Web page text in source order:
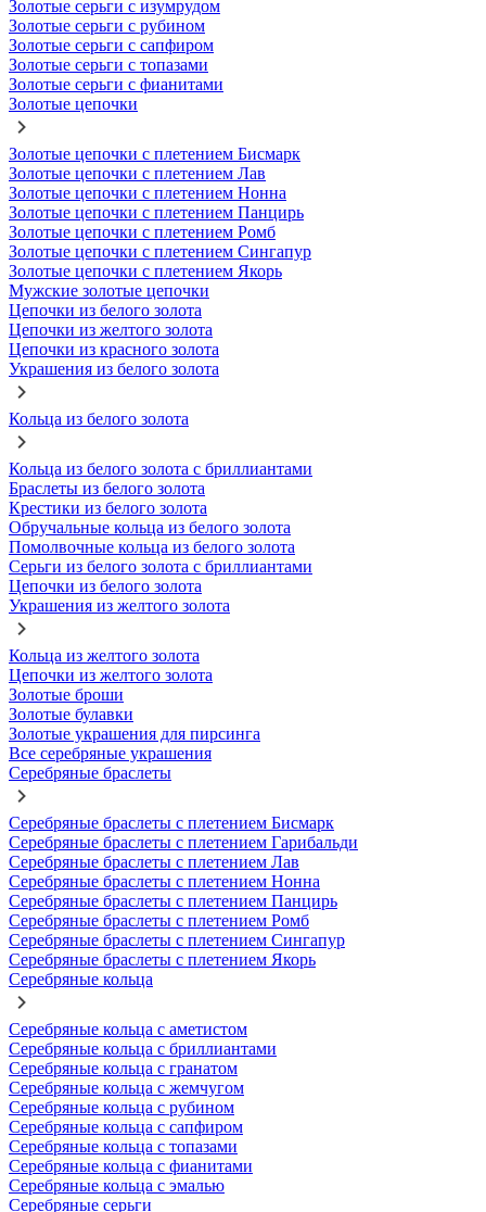
Золотые серьги с изумрудом
Золотые серьги с рубином
Золотые серьги с сапфиром
Золотые серьги с топазами
Золотые серьги с фианитами
Золотые цепочки
Золотые цепочки с плетением Бисмарк
Золотые цепочки с плетением Лав
Золотые цепочки с плетением Нонна
Золотые цепочки с плетением Панцирь
Золотые цепочки с плетением Ромб
Золотые цепочки с плетением Сингапур
Золотые цепочки с плетением Якорь
Мужские золотые цепочки
Цепочки из белого золота
Цепочки из желтого золота
Цепочки из красного золота
Украшения из белого золота
Кольца из белого золота
Кольца из белого золота с бриллиантами
Браслеты из белого золота
Крестики из белого золота
Обручальные кольца из белого золота
Помолвочные кольца из белого золота
Серьги из белого золота с бриллиантами
Цепочки из белого золота
Украшения из желтого золота
Кольца из желтого золота
Цепочки из желтого золота
Золотые броши
Золотые булавки
Золотые украшения для пирсинга
Все серебряные украшения
Серебряные браслеты
Серебряные браслеты с плетением Бисмарк
Серебряные браслеты с плетением Гарибальди
Серебряные браслеты с плетением Лав
Серебряные браслеты с плетением Нонна
Серебряные браслеты с плетением Панцирь
Серебряные браслеты с плетением Ромб
Серебряные браслеты с плетением Сингапур
Серебряные браслеты с плетением Якорь
Серебряные кольца
Серебряные кольца с аметистом
Серебряные кольца с бриллиантами
Серебряные кольца с гранатом
Серебряные кольца с жемчугом
Серебряные кольца с рубином
Серебряные кольца с сапфиром
Серебряные кольца с топазами
Серебряные кольца с фианитами
Серебряные кольца с эмалью
Серебряные серьги